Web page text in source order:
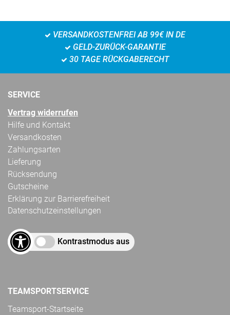
VERSANDKOSTENFREI AB 99€ IN DE
GELD-ZURÜCK-GARANTIE
30 TAGE RÜCKGABERECHT
SERVICE
Vertrag widerrufen
Hilfe und Kontakt
Versandkosten
Zahlungsarten
Lieferung
Rücksendung
Gutscheine
Erklärung zur Barrierefreiheit
Datenschutzeinstellungen
Kontrastmodus aus
TEAMSPORTSERVICE
Teamsport-Startseite